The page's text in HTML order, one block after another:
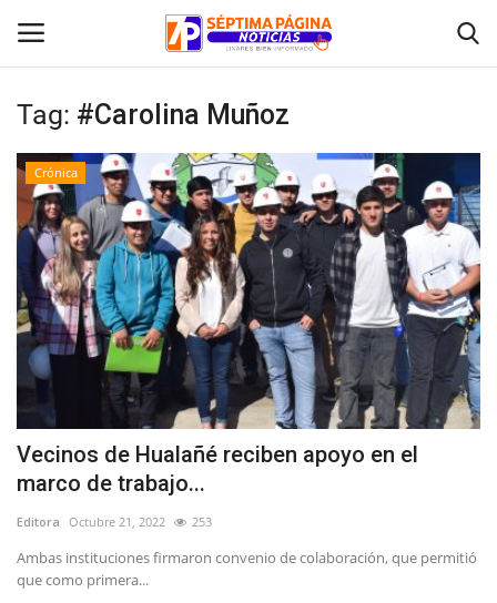
Inicio
Crónica
Policial
Tribunales
Deporte
Política
Espectáculos
Tag: #Carolina Muñoz
Crónica
Vecinos de Hualañé reciben apoyo en el
marco de trabajo...
Editora Octubre 21, 2022 253
Ambas instituciones firmaron convenio de colaboración, que permitió
que como primera...